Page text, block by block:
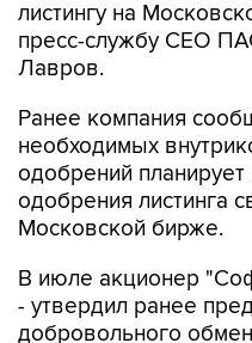
листингу на
пресс-службу СЕО
Лавров.
Ранее компания
необходимых
одобрений
одобрения листинга
Московской бирже.
В июле акционер
- утвердил ранее
добровольного